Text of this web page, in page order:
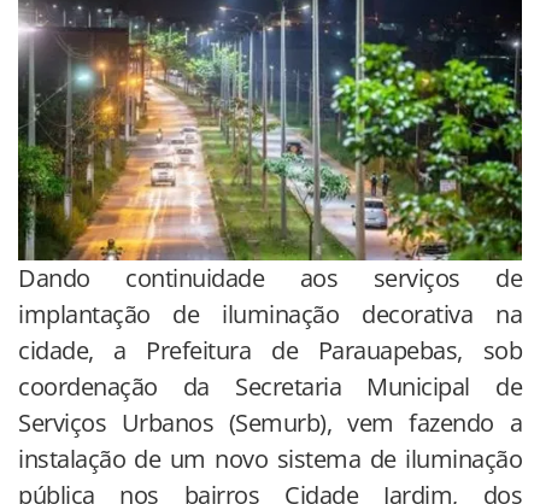
Dando continuidade aos serviços de
implantação de iluminação decorativa na
cidade, a Prefeitura de Parauapebas, sob
coordenação da Secretaria Municipal de
Serviços Urbanos (Semurb), vem fazendo a
instalação de um novo sistema de iluminação
pública nos bairros Cidade Jardim, dos